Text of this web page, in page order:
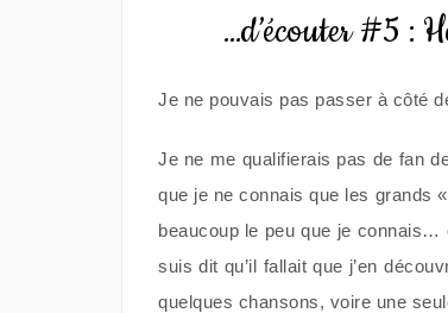
…d’écouter #5 :
Je ne pouvais pas passer à côté
Je ne me qualifierais pas de fan
que je ne connais que les grands
beaucoup le peu que je connais…
suis dit qu’il fallait que j’en
quelques chansons, voire une